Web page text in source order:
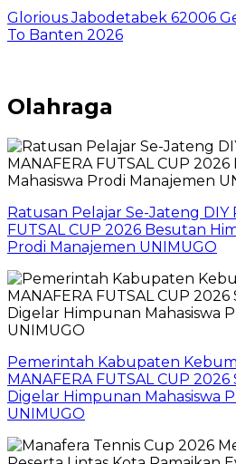
Glorious Jabodetabek 62006
To Banten 2026
Olahraga
Ratusan Pelajar Se-Jateng DIY
FUTSAL CUP 2026 Besutan
Prodi Manajemen UNIMUGO
Pemerintah Kabupaten
MANAFERA FUTSAL CUP
Digelar Himpunan Mahasiswa
UNIMUGO